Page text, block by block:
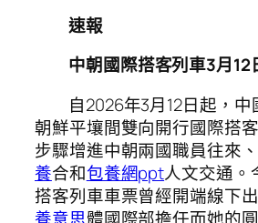
速報
中朝國際搭客列車3月12
自2026年3月12日起，
朝鮮平壤間雙向開行國際搭
步驟增進中朝兩國職員往來
養合和包養網ppt人文交通。
搭客列車車票曾經開端線下